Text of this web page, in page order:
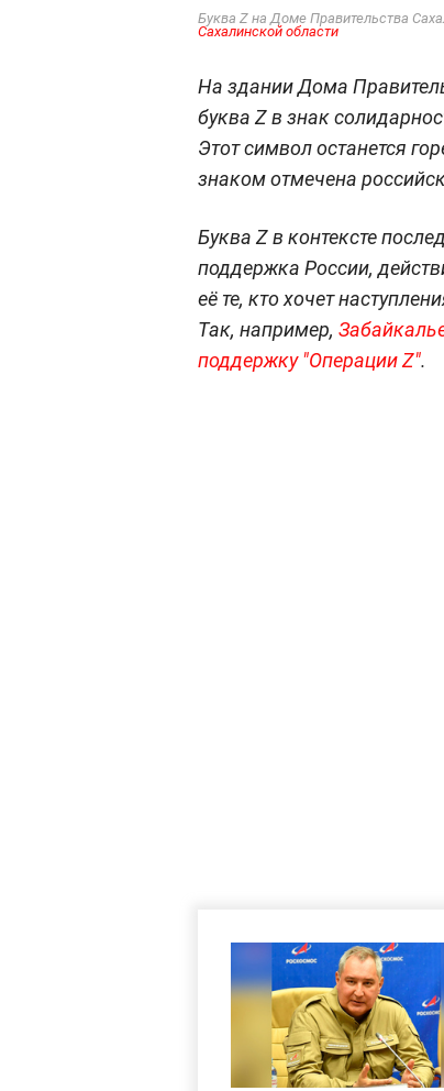
Буква Z на Доме Правительства
Сахалинской области
На здании Дома
буква Z в знак
Этот символ останется
знаком отмечена
Буква Z в контексте
поддержка России,
её те, кто хочет
Так, например,
поддержку "Операции Z".